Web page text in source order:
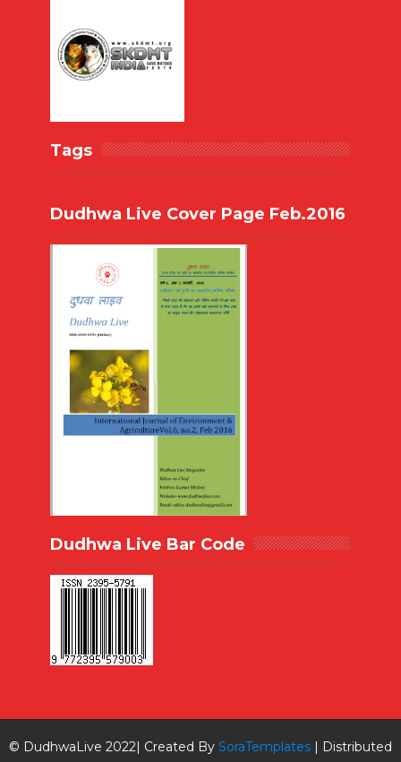
Tags
Dudhwa Live Cover Page Feb.2016
Dudhwa Live Bar Code
© DudhwaLive 2022| Created By SoraTemplates| Distributed